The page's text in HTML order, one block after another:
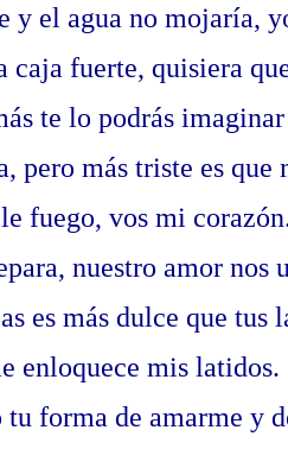
y el agua no mojaría,
caja fuerte, quisiera
te lo podrás
pero más triste es que
fuego, vos mi
nuestro amor nos
es más dulce que tus
enloquece mis latidos.
tu forma de amarme y